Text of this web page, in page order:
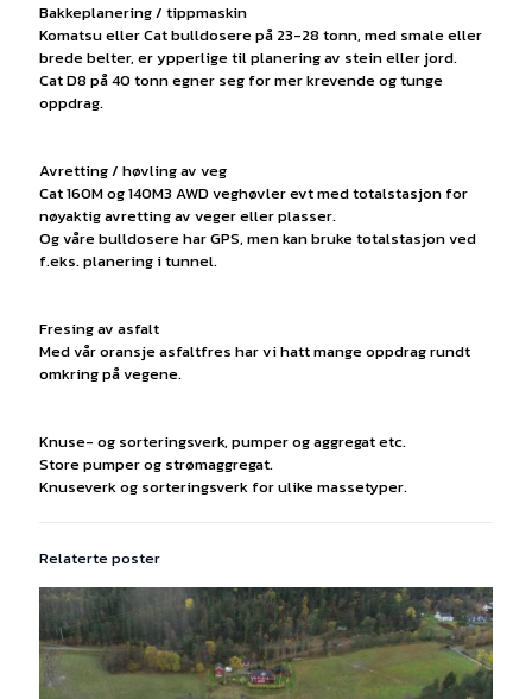
Bakkeplanering / tippmaskin
Komatsu eller Cat bulldosere på 23-28 tonn, med smale eller
brede belter, er ypperlige til planering av stein eller jord.
Cat D8 på 40 tonn egner seg for mer krevende og tunge
oppdrag.
Avretting / høvling av veg
Cat 160M og 140M3 AWD veghøvler evt med totalstasjon for
nøyaktig avretting av veger eller plasser.
Og våre bulldosere har GPS, men kan bruke totalstasjon ved
f.eks. planering i tunnel.
Fresing av asfalt
Med vår oransje asfaltfres har vi hatt mange oppdrag rundt
omkring på vegene.
Knuse- og sorteringsverk, pumper og aggregat etc.
Store pumper og strømaggregat.
Knuseverk og sorteringsverk for ulike massetyper.
Relaterte poster